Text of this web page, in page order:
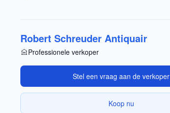
Robert Schreuder Antiquair
Professionele verkoper
Stel een vraag aan de verkoper
Koop nu